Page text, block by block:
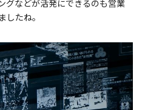
グなどが活発にできるのも営業
たね。